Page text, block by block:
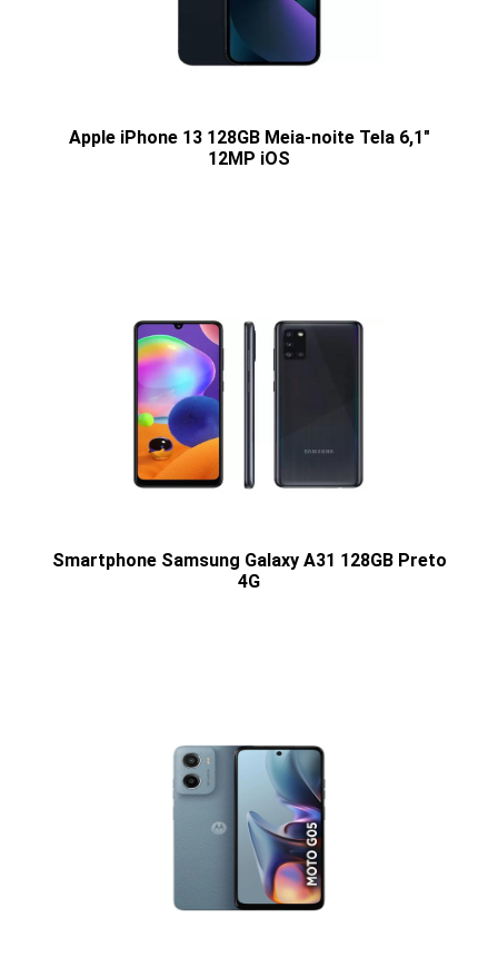
Apple iPhone 13 128GB Meia-noite Tela 6,1"
12MP iOS
Smartphone Samsung Galaxy A31 128GB Preto
4G